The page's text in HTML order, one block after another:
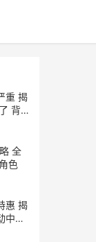
重 揭
背
全
色
惠 揭
中的